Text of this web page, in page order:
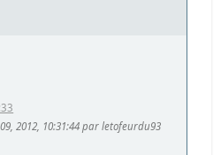
2012, 10:31:44 par letofeurdu93